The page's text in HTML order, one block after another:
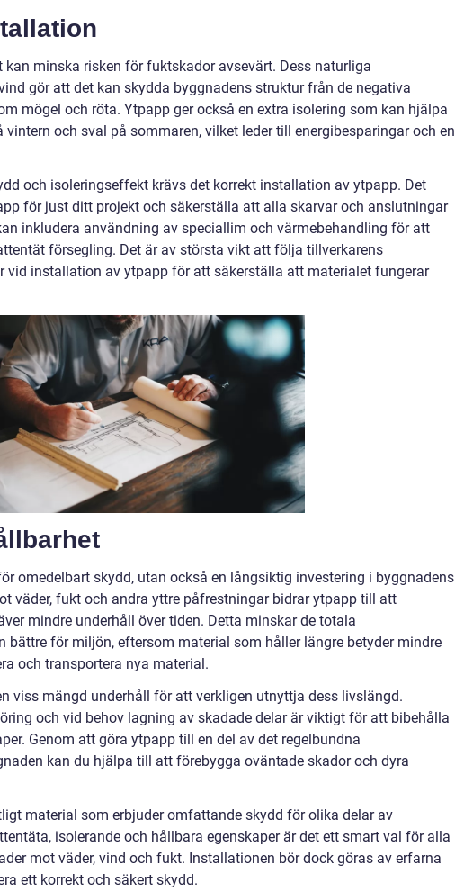
minska risken för fuktskador avsevärt. Dess naturliga
gör att det kan skydda byggnadens struktur från de negativa
mögel och röta. Ytpapp ger också en extra isolering som kan hjälpa
och sval på sommaren, vilket leder till energibesparingar och en
och isoleringseffekt krävs det korrekt installation av ytpapp. Det
för just ditt projekt och säkerställa att alla skarvar och anslutningar
inkludera användning av speciallim och värmebehandling för att
försegling. Det är av största vikt att följa tillverkarens
vid installation av ytpapp för att säkerställa att materialet fungerar
omedelbart skydd, utan också en långsiktig investering i byggnadens
väder, fukt och andra yttre påfrestningar bidrar ytpapp till att
mindre underhåll över tiden. Detta minskar de totala
bättre för miljön, eftersom material som håller längre betyder mindre
och transportera nya material.
viss mängd underhåll för att verkligen utnyttja dess livslängd.
och vid behov lagning av skadade delar är viktigt för att bibehålla
Genom att göra ytpapp till en del av det regelbundna
kan du hjälpa till att förebygga oväntade skador och dyra
material som erbjuder omfattande skydd för olika delar av
isolerande och hållbara egenskaper är det ett smart val för alla
mot väder, vind och fukt. Installationen bör dock göras av erfarna
ett korrekt och säkert skydd.